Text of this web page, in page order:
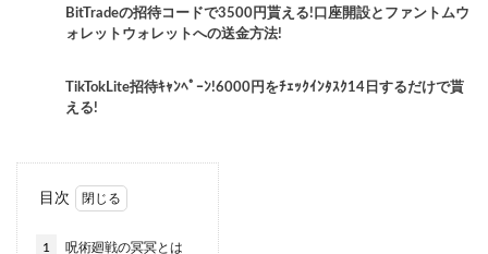
BitTradeの招待コードで3500円貰える!口座開設とファントムウ
ォレットウォレットへの送金方法!
TikTokLite招待ｷｬﾝﾍﾟｰﾝ!6000円をﾁｪｯｸｲﾝﾀｽｸ14日するだけで貰
える!
目次
1 呪術廻戦の冥冥とは